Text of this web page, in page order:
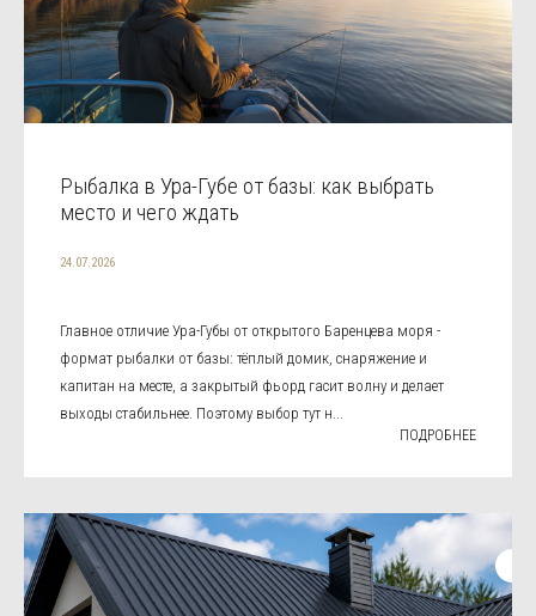
Рыбалка в Ура-Губе от базы: как выбрать
место и чего ждать
24.07.2026
Главное отличие Ура-Губы от открытого Баренцева моря -
формат рыбалки от базы: тёплый домик, снаряжение и
капитан на месте, а закрытый фьорд гасит волну и делает
выходы стабильнее. Поэтому выбор тут н...
ПОДРОБНЕЕ